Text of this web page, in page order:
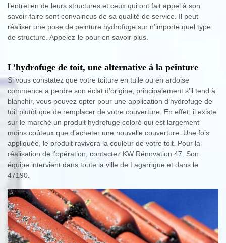
l’entretien de leurs structures et ceux qui ont fait appel à son
savoir-faire sont convaincus de sa qualité de service. Il peut
réaliser une pose de peinture hydrofuge sur n’importe quel type
de structure. Appelez-le pour en savoir plus.
L’hydrofuge de toit, une alternative à la peinture
Si vous constatez que votre toiture en tuile ou en ardoise
commence a perdre son éclat d’origine, principalement s’il tend à
blanchir, vous pouvez opter pour une application d’hydrofuge de
toit plutôt que de remplacer de votre couverture. En effet, il existe
sur le marché un produit hydrofuge coloré qui est largement
moins coûteux que d’acheter une nouvelle couverture. Une fois
appliquée, le produit ravivera la couleur de votre toit. Pour la
réalisation de l’opération, contactez KW Rénovation 47. Son
équipe intervient dans toute la ville de Lagarrigue et dans le
47190.